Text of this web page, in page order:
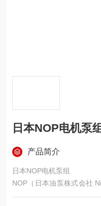
日本NOP电机泵
产品简介
日本NOP电机泵组
NOP（日本油泵株式会社
泵企业之一，百年精密制